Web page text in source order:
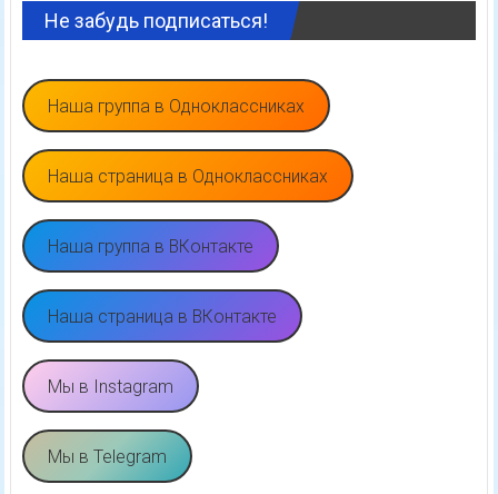
Не забудь подписаться!
Наша группа в Одноклассниках
Наша страница в Одноклассниках
Наша группа в ВКонтакте
Наша страница в ВКонтакте
Мы в Instagram
Мы в Telegram